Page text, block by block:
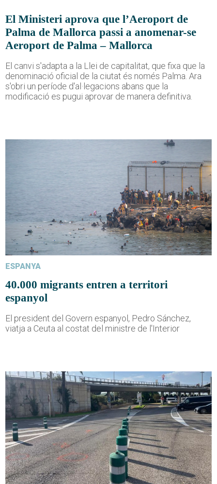
El Ministeri aprova que l’Aeroport de
Palma de Mallorca passi a anomenar-se
Aeroport de Palma – Mallorca
El canvi s'adapta a la Llei de capitalitat, que fixa que la
denominació oficial de la ciutat és només Palma. Ara
s'obri un període d'al·legacions abans que la
modificació es pugui aprovar de manera definitiva.
ESPANYA
40.000 migrants entren a territori
espanyol
El president del Govern espanyol, Pedro Sánchez,
viatja a Ceuta al costat del ministre de l'Interior